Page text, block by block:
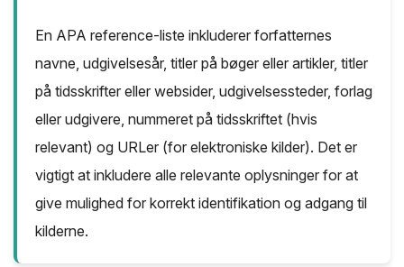
En APA reference-liste inkluderer forfatternes
navne, udgivelsesår, titler på bøger eller artikler, titler
på tidsskrifter eller websider, udgivelsessteder, forlag
eller udgivere, nummeret på tidsskriftet (hvis
relevant) og URLer (for elektroniske kilder). Det er
vigtigt at inkludere alle relevante oplysninger for at
give mulighed for korrekt identifikation og adgang til
kilderne.